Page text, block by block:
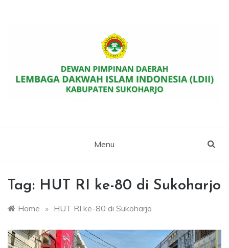
Menu
Tag: HUT RI ke-80 di Sukoharjo
Home » HUT RI ke-80 di Sukoharjo